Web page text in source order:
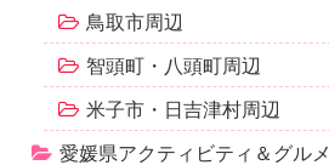
鳥取市周辺
智頭町・八頭町周辺
米子市・日吉津村周辺
愛媛県アクティビティ＆グルメ